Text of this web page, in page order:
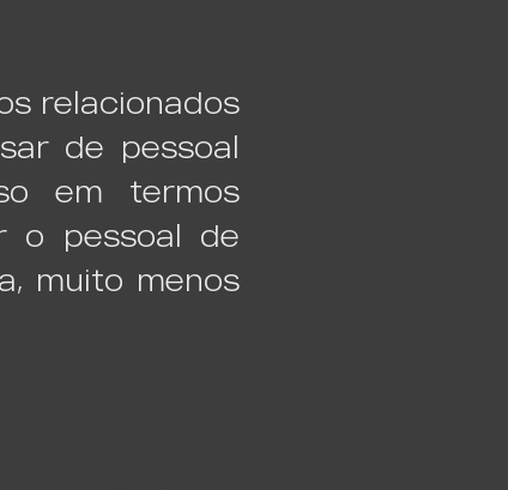
relacionados
de pessoal
em termos
o pessoal de
muito menos